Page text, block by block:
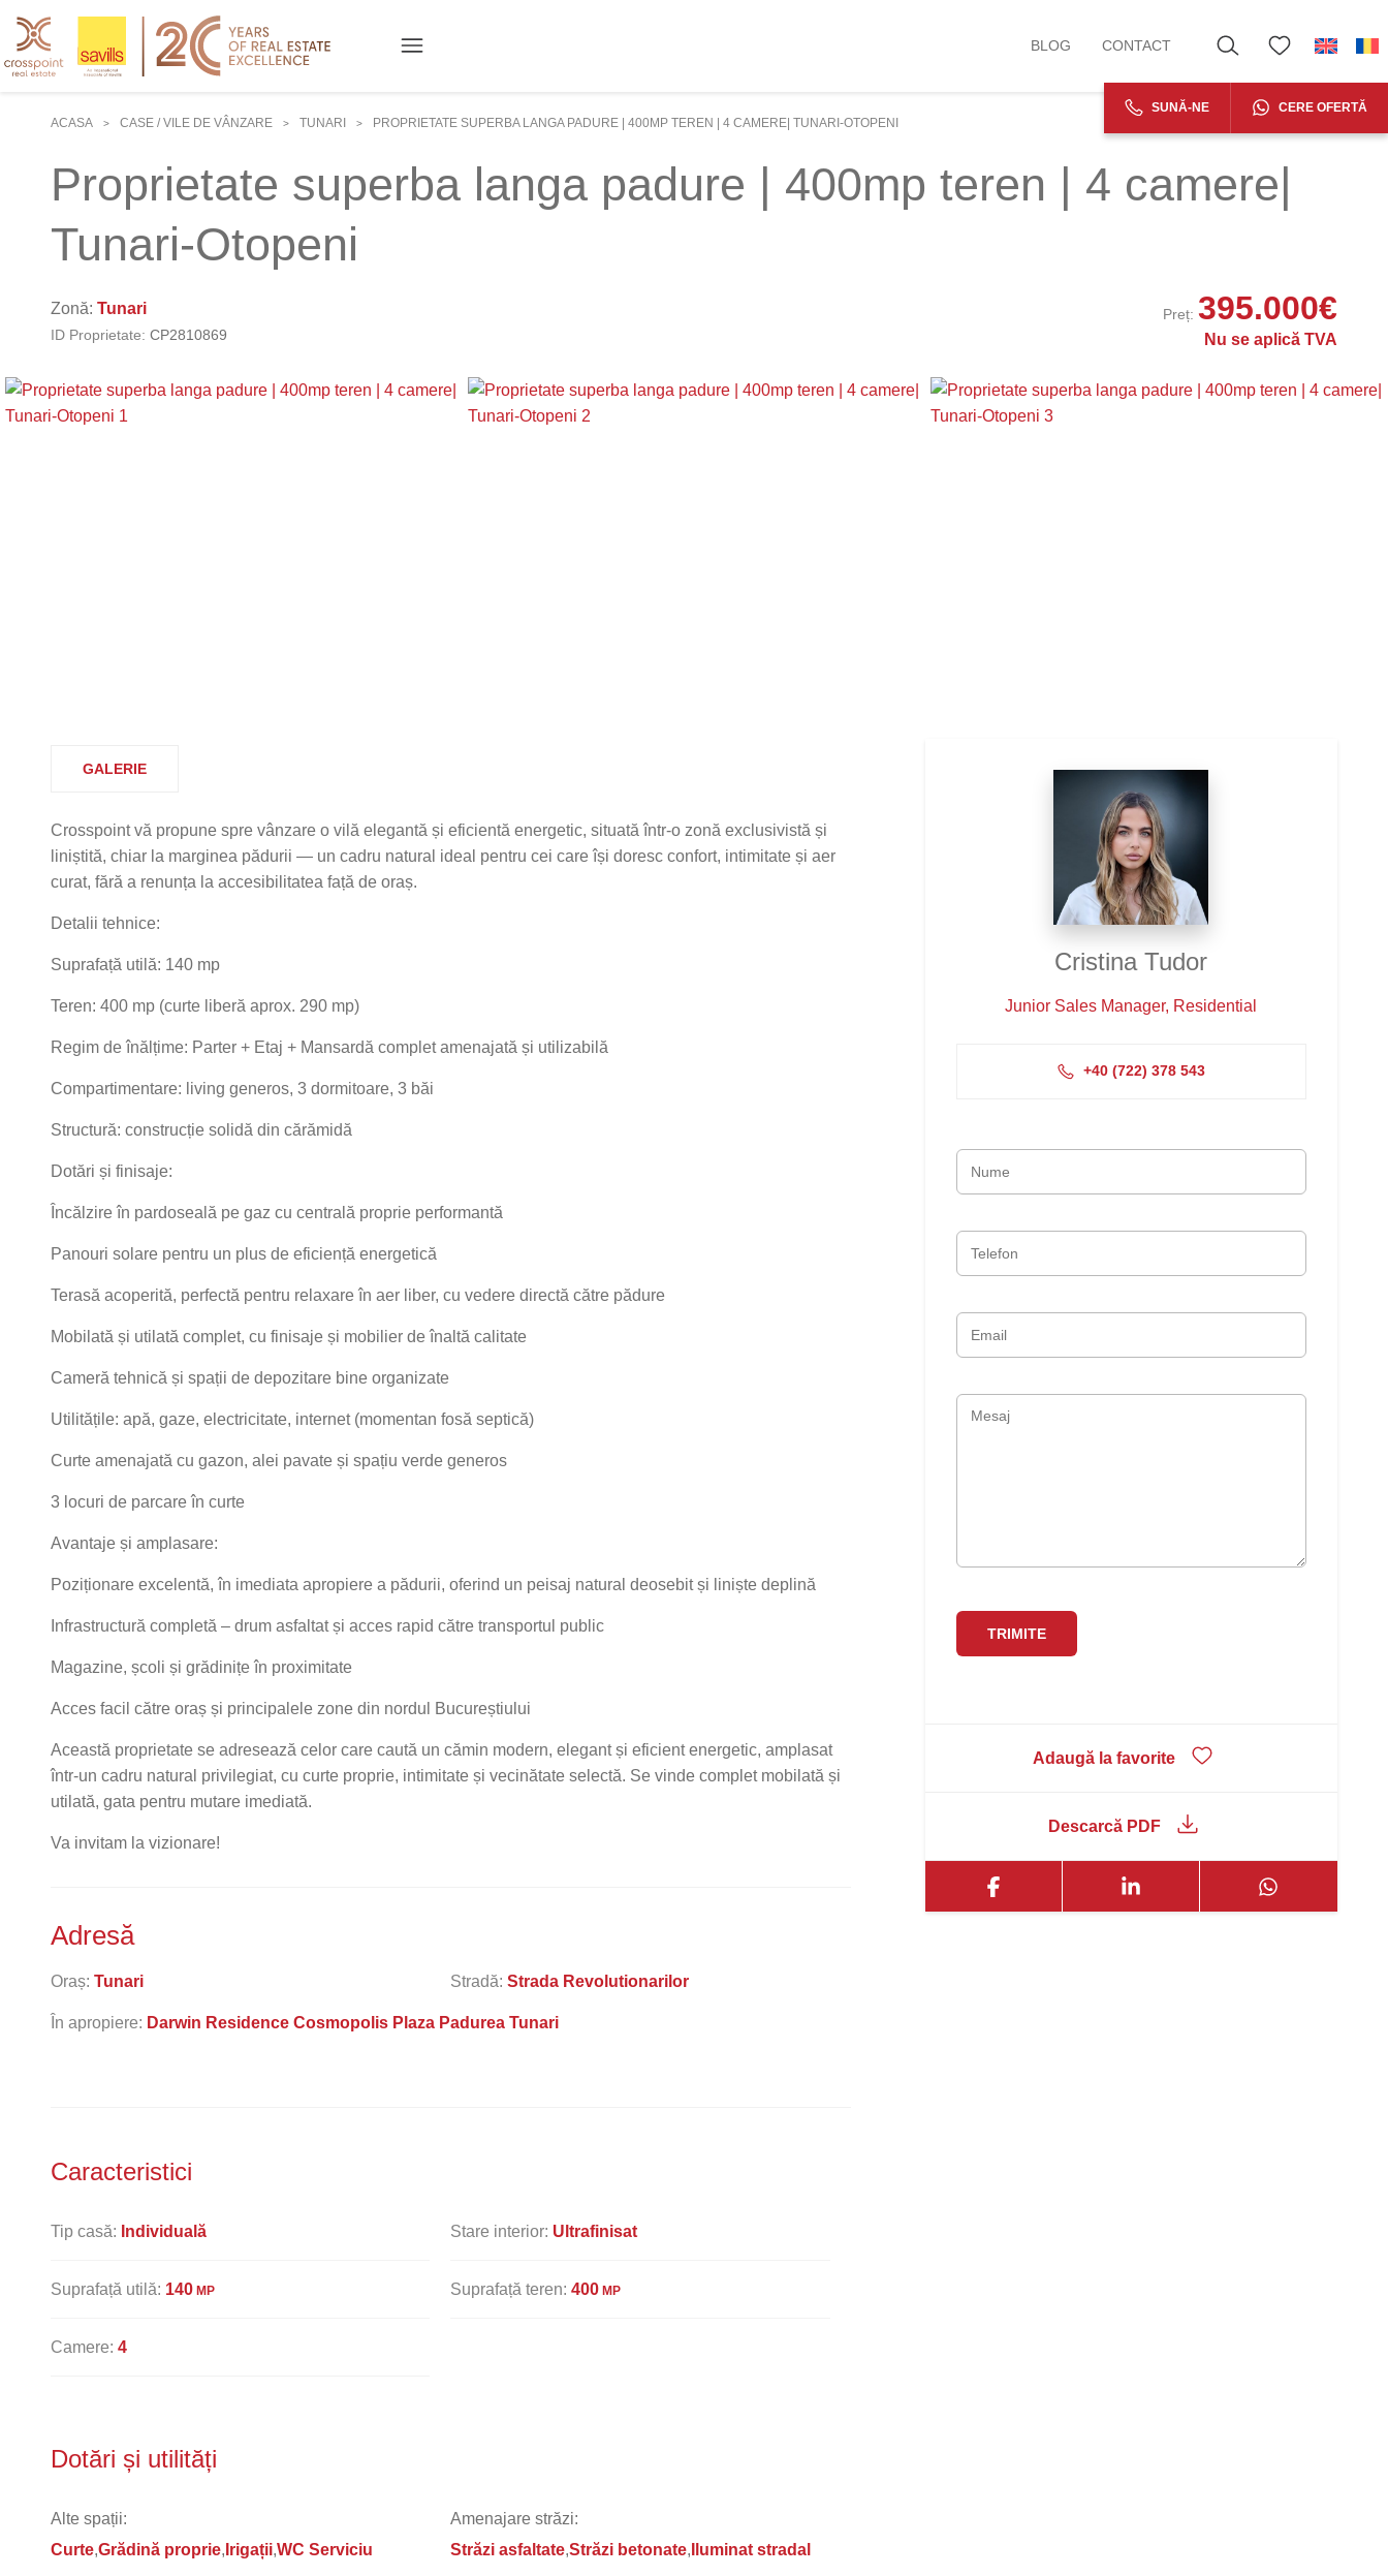
BLOG CONTACT
SUNĂ-NE
CERE OFERTĂ
ACASA
> CASE / VILE DE VÂNZARE > TUNARI > PROPRIETATE SUPERBA LANGA PADURE | 400MP TEREN | 4 CAMERE| TUNARI-OTOPENI
Proprietate superba langa padure | 400mp teren | 4 camere|
Tunari-Otopeni
Zonă: Tunari
ID Proprietate: CP2810869
Preț: 395.000€
Nu se aplică TVA
GALERIE
Crosspoint vă propune spre vânzare o vilă elegantă și eficientă energetic, situată într-o zonă exclusivistă și
liniștită, chiar la marginea pădurii — un cadru natural ideal pentru cei care își doresc confort, intimitate și aer
curat, fără a renunța la accesibilitatea față de oraș.
Detalii tehnice:
Suprafață utilă: 140 mp
Teren: 400 mp (curte liberă aprox. 290 mp)
Regim de înălțime: Parter + Etaj + Mansardă complet amenajată și utilizabilă
Compartimentare: living generos, 3 dormitoare, 3 băi
Structură: construcție solidă din cărămidă
Dotări și finisaje:
Încălzire în pardoseală pe gaz cu centrală proprie performantă
Panouri solare pentru un plus de eficiență energetică
Terasă acoperită, perfectă pentru relaxare în aer liber, cu vedere directă către pădure
Mobilată și utilată complet, cu finisaje și mobilier de înaltă calitate
Cameră tehnică și spații de depozitare bine organizate
Utilitățile: apă, gaze, electricitate, internet (momentan fosă septică)
Curte amenajată cu gazon, alei pavate și spațiu verde generos
3 locuri de parcare în curte
Avantaje și amplasare:
Poziționare excelentă, în imediata apropiere a pădurii, oferind un peisaj natural deosebit și liniște deplină
Infrastructură completă – drum asfaltat și acces rapid către transportul public
Magazine, școli și grădinițe în proximitate
Acces facil către oraș și principalele zone din nordul Bucureștiului
Această proprietate se adresează celor care caută un cămin modern, elegant și eficient energetic, amplasat
într-un cadru natural privilegiat, cu curte proprie, intimitate și vecinătate selectă. Se vinde complet mobilată și
utilată, gata pentru mutare imediată.
Va invitam la vizionare!
Adresă
Oraș: Tunari Stradă:Strada Revolutionarilor
În apropiere: Darwin Residence Cosmopolis Plaza Padurea Tunari
Caracteristici
Tip casă: Individuală Stare interior: Ultrafinisat
Suprafață utilă: 140 MP Suprafață teren:400 MP
Camere: 4
Dotări și utilități
Alte spații:
Curte Grădină proprie Irigații WC Serviciu
Amenajare străzi:
Străzi asfaltate Străzi betonate Iluminat stradal
Cristina Tudor
Junior Sales Manager, Residential
+4‭0 (722) 378 543‬
Adaugă la favorite
Descarcă PDF